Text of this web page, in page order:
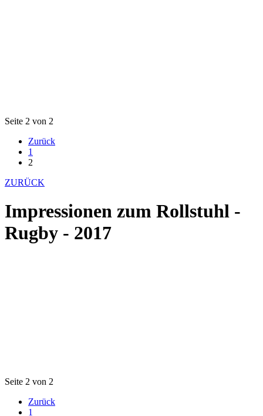
Seite 2 von 2
Zurück
1
2
ZURÜCK
Impressionen zum Rollstuhl -
Rugby - 2017
Seite 2 von 2
Zurück
1